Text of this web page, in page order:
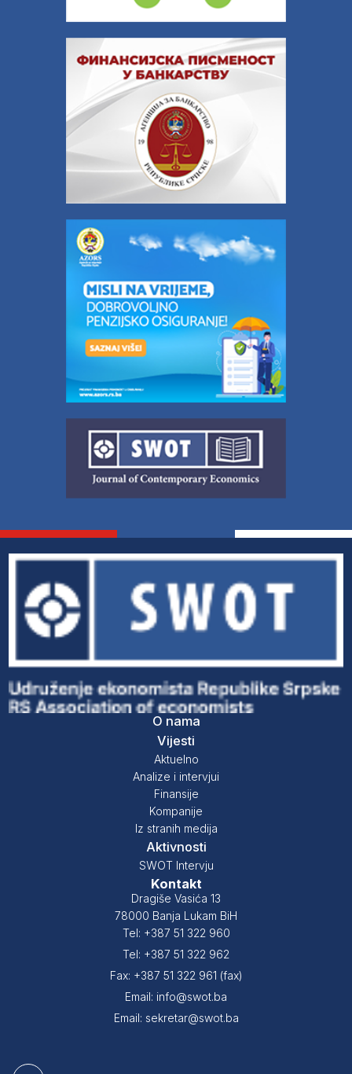
O nama
Vijesti
Aktuelno
Analize i intervjui
Finansije
Kompanije
Iz stranih medija
Aktivnosti
SWOT Intervju
Kontakt
Dragiše Vasića 13
78000 Banja Lukam BiH
Tel: +387 51 322 960
Tel: +387 51 322 962
Fax: +387 51 322 961 (fax)
Email: info@swot.ba
Email: sekretar@swot.ba